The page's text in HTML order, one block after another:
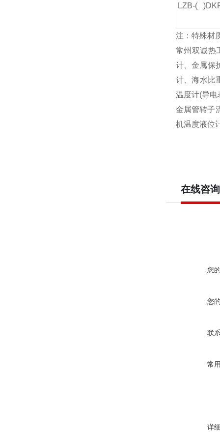
LZB-(
注：特殊材
常州双诚热
计、金属保
计、海水比
温度计(导电
金属管转子
机温度液位
在线咨询
您
您
联
常
详